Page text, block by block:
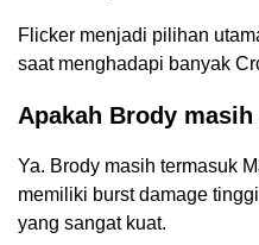
Flicker menjadi pilihan
saat menghadapi banyak
Apakah Brody
Ya. Brody masih termasuk
memiliki burst damage
yang sangat kuat.